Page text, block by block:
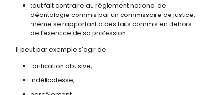
tout fait contraire au règlement national de
déontologie commis par un commissaire de justice,
même se rapportant à des faits commis en dehors
de l'exercice de sa profession
Il peut par exemple s'agir de
tarification abusive,
indélicatesse,